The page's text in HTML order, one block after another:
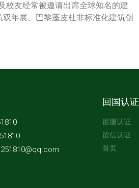
校友经常被邀请出席全球知名的建
年展、巴黎蓬皮杜非标准化建筑创
回国认证
留服认证
留信认证
首页